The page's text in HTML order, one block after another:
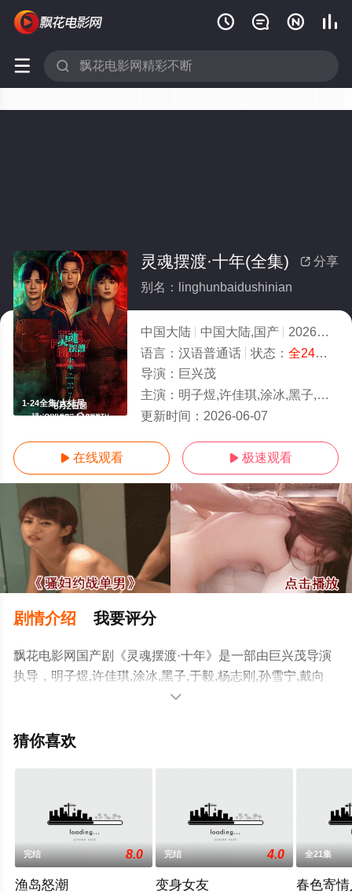
   
 
1-24全集/大结局
 分享
灵魂摆渡·十年(全集)
别名：linghunbaidushinian
中国大陆 中国大陆,国产 2026
1.0
语言： 汉语普通话 状态： 全24集
导演： 巨兴茂
主演： 明子煜,许佳琪,涂冰,黑子,于毅,杨志刚,孙雪宁,戴向宇,陈冠英,边程,刘智扬,肖茵,王艺禅,李洛伊,韩潇珧,简宇熙,邹敦明,朱超艺,杨子睿,马凡丁,李
更新时间： 2026-06-07
 在线观看  极速观看
剧情介绍 我要评分
飘花电影网国产剧《灵魂摆渡·十年》是一部由巨兴茂导演
执导，明子煜,许佳琪,涂冰,黑子,于毅,杨志刚,孙雪宁,戴向
宇,陈冠英,边程,刘智扬,肖茵,王艺禅,李洛伊,韩潇珧,简宇熙,
郭信如,姜馥颐,顾振翔,美懿,芮佩怡等演员精彩演绎的中国

猜你喜欢
完结 8.0
渔岛怒潮
完结 4.0
变身女友
全21集
春色寄